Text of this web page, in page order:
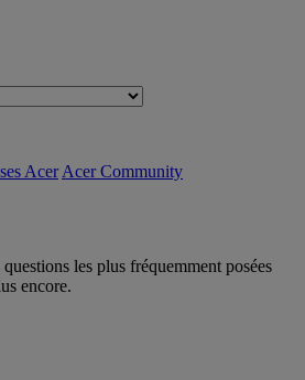
Acer Acer Community
les plus fréquemment posées
encore.